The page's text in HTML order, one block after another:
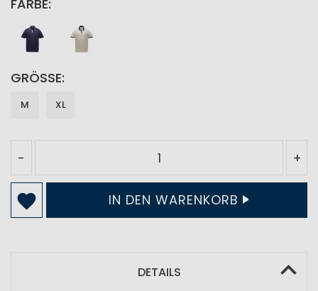
FARBE
GRÖSSE
M XL
- +
IN DEN WARENKORB
DETAILS